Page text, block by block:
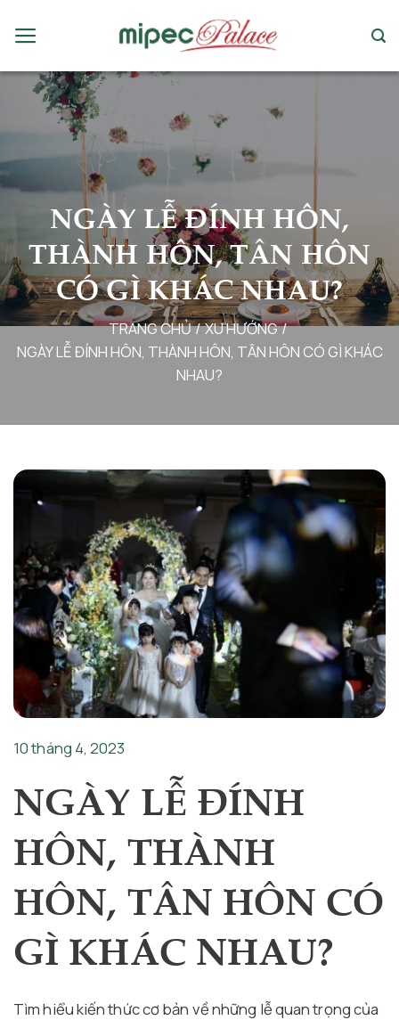
đến
dung
NGÀY LỄ ĐÍNH HÔN,
THÀNH HÔN, TÂN HÔN
CÓ GÌ KHÁC NHAU?
TRANG CHỦ/XU HƯỚNG/
NGÀY LỄ ĐÍNH HÔN, THÀNH HÔN, TÂN HÔN CÓ GÌ KHÁC
NHAU?
10 tháng 4, 2023
NGÀY LỄ ĐÍNH
HÔN, THÀNH
HÔN, TÂN HÔN CÓ
GÌ KHÁC NHAU?
Tìm hiểu kiến thức cơ bản về những lễ quan trọng của